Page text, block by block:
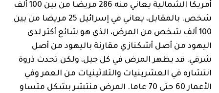
أمريكا الشمالية يعاني منه 286 مريضا من بين 100 ألف
شخص. بالمقابل، يعاني في إسرائيل 25 مريضا من بين
100 ألف شخص من المرض، الذي هو شائع أكثر لدى
اليهود من أصل أشكنازي مقارنة باليهود من أصل
شرقي. قد يظهر المرض في كل جيل، ولكن تحدث ذروة
انتشاره في العشرينيات والثلاثينيات من العمر وفي
الأعمار 60 حتى 70 عاما. المرض منتشر بشكل متساو